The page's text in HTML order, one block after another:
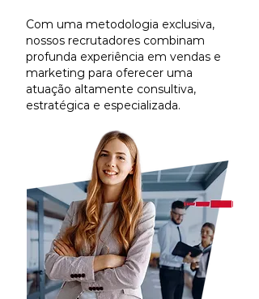
Com uma metodologia exclusiva,
nossos recrutadores combinam
profunda experiência em vendas e
marketing para oferecer uma
atuação altamente consultiva,
estratégica e especializada.